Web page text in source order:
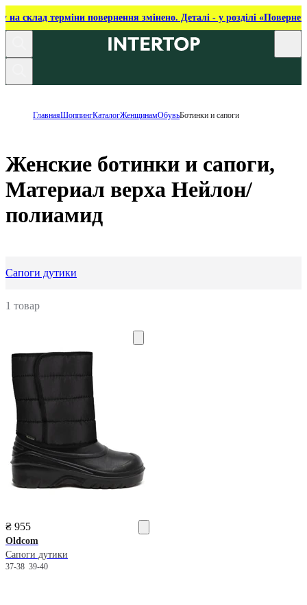
на склад терміни повернення змінено. Деталі - у розділі
ГлавнаяШоппингКаталогЖенщинамОбувьБотинки и сапоги
Женские ботинки и сапоги,
Материал верха Нейлон/
полиамид
Сапоги дутики
1 товар
₴ 955
Oldcom
Сапоги дутики
37-38 39-40